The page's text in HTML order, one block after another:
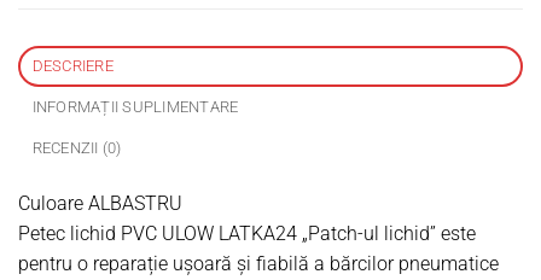
DESCRIERE
INFORMAȚII SUPLIMENTARE
RECENZII (0)
Culoare ALBASTRU
Petec lichid PVC ULOW LATKA24 „Patch-ul lichid” este
pentru o reparație ușoară și fiabilă a bărcilor pneumatice